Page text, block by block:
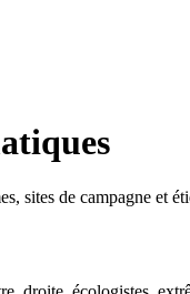
sites de campagne et